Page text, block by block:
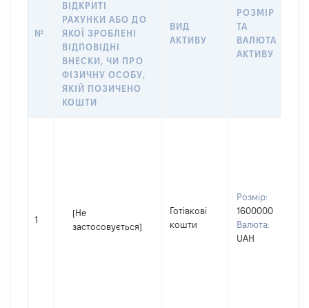
№
ВІДКРИТІ
РАХУНКИ АБО ДО
ЯКОЇ ЗРОБЛЕНІ
ВІДПОВІДНІ
ВНЕСКИ, ЧИ ПРО
ФІЗИЧНУ ОСОБУ,
ЯКІЙ ПОЗИЧЕНО
КОШТИ
ВИД
АКТИВУ
РОЗМІР
ТА
ВАЛЮТА
АКТИВУ
1
[Не
застосовується]
Готівкові
кошти
Розмір:
1600000
Валюта:
UAH